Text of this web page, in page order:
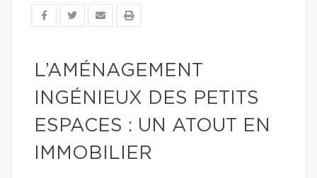
L’AMÉNAGEMENT
INGÉNIEUX DES PETITS
ESPACES : UN ATOUT EN
IMMOBILIER